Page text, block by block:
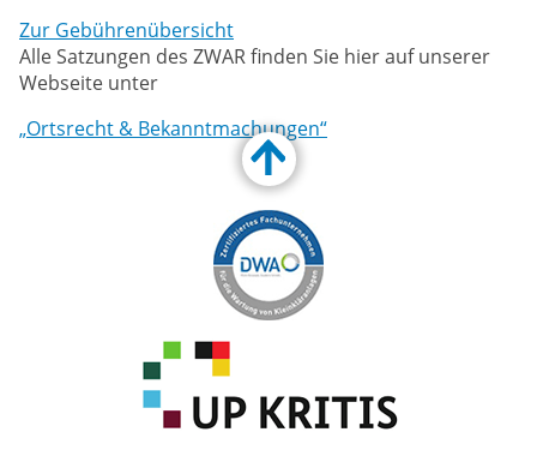
Zur Gebührenübersicht
Alle Satzungen des ZWAR finden Sie hier auf unserer
Webseite unter
„Ortsrecht & Bekanntmachungen“
Customize Toolbar…